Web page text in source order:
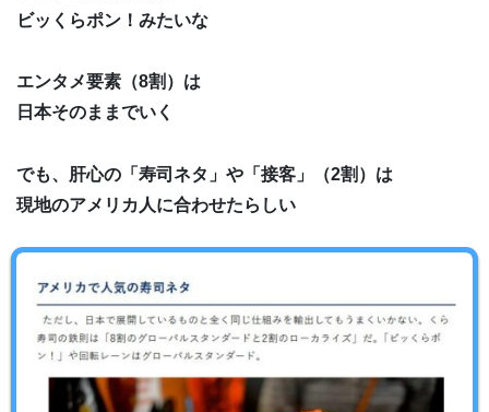
ビッくらポン！みたいな
エンタメ要素（8割）は
日本そのままでいく
でも、肝心の「寿司ネタ」や「接客」（2割）は
現地のアメリカ人に合わせたらしい